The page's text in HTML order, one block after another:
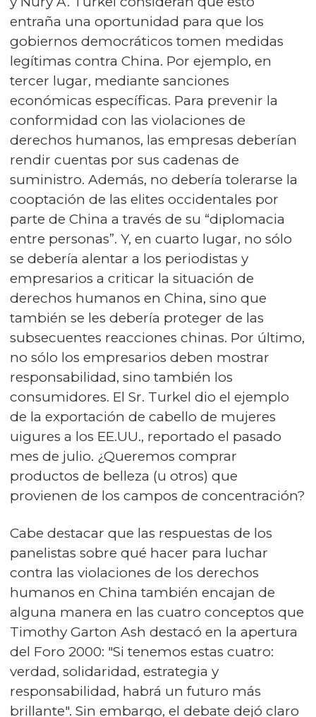
entraña una oportunidad para que los
gobiernos democráticos tomen medidas
legítimas contra China. Por ejemplo, en
tercer lugar, mediante sanciones
económicas específicas. Para prevenir la
conformidad con las violaciones de
derechos humanos, las empresas deberían
rendir cuentas por sus cadenas de
suministro. Además, no debería tolerarse la
cooptación de las elites occidentales por
parte de China a través de su “diplomacia
entre personas”. Y, en cuarto lugar, no sólo
se debería alentar a los periodistas y
empresarios a criticar la situación de
derechos humanos en China, sino que
también se les debería proteger de las
subsecuentes reacciones chinas. Por último,
no sólo los empresarios deben mostrar
responsabilidad, sino también los
consumidores. El Sr. Turkel dio el ejemplo
de la exportación de cabello de mujeres
uigures a los EE.UU., reportado el pasado
mes de julio. ¿Queremos comprar
productos de belleza (u otros) que
provienen de los campos de concentración?
Cabe destacar que las respuestas de los
panelistas sobre qué hacer para luchar
contra las violaciones de los derechos
humanos en China también encajan de
alguna manera en las cuatro conceptos que
Timothy Garton Ash destacó en la apertura
del Foro 2000: "Si tenemos estas cuatro:
verdad, solidaridad, estrategia y
responsabilidad, habrá un futuro más
brillante". Sin embargo, el debate dejó claro